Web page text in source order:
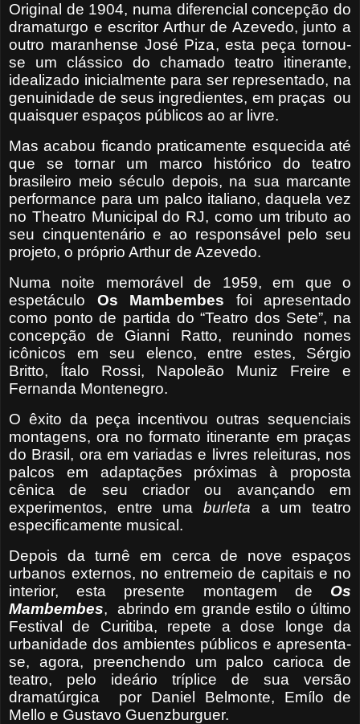
Original de 1904, numa diferencial concepção do
dramaturgo e escritor Arthur de Azevedo, junto a
outro maranhense José Piza, esta peça tornou-
se um clássico do chamado teatro itinerante,
idealizado inicialmente para ser representado, na
genuinidade de seus ingredientes, em praças ou
quaisquer espaços públicos ao ar livre.
Mas acabou ficando praticamente esquecida até
que se tornar um marco histórico do teatro
brasileiro meio século depois, na sua marcante
performance para um palco italiano, daquela vez
no Theatro Municipal do RJ, como um tributo ao
seu cinquentenário e ao responsável pelo seu
projeto, o próprio Arthur de Azevedo.
Numa noite memorável de 1959, em que o
espetáculo Os Mambembes foi apresentado
como ponto de partida do “Teatro dos Sete”, na
concepção de Gianni Ratto, reunindo nomes
icônicos em seu elenco, entre estes, Sérgio
Britto, Ítalo Rossi, Napoleão Muniz Freire e
Fernanda Montenegro.
O êxito da peça incentivou outras sequenciais
montagens, ora no formato itinerante em praças
do Brasil, ora em variadas e livres releituras, nos
palcos em adaptações próximas à proposta
cênica de seu criador ou avançando em
experimentos, entre uma burleta a um teatro
especificamente musical.
Depois da turnê em cerca de nove espaços
urbanos externos, no entremeio de capitais e no
interior, esta presente montagem de Os
Mambembes, abrindo em grande estilo o último
Festival de Curitiba, repete a dose longe da
urbanidade dos ambientes públicos e apresenta-
se, agora, preenchendo um palco carioca de
teatro, pelo ideário tríplice de sua versão
dramatúrgica por Daniel Belmonte, Emílo de
Mello e Gustavo Guenzburguer.